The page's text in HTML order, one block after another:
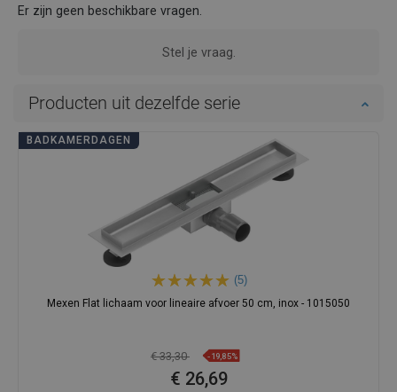
Er zijn geen beschikbare vragen.
Stel je vraag.
Producten uit dezelfde serie
BADKAMERDAGEN
(5)
Mexen Flat lichaam voor lineaire afvoer 50 cm, inox - 1015050
€ 33,30 -19,85%
€ 26,69